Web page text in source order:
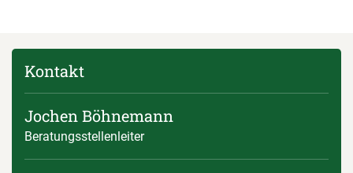
Kontakt
Jochen Böhnemann
Beratungsstellenleiter